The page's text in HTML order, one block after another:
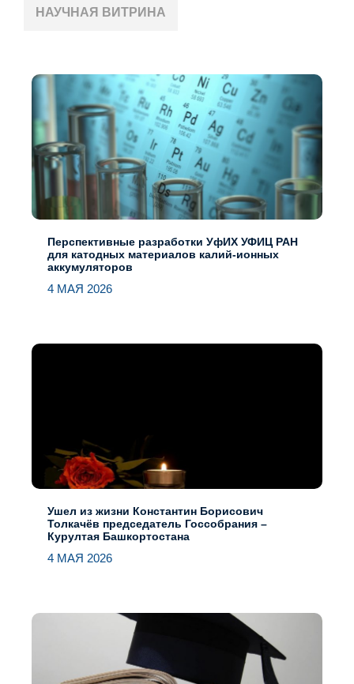
НАУЧНАЯ ВИТРИНА
Перспективные разработки УфИХ УФИЦ РАН
для катодных материалов калий-ионных
аккумуляторов
4 МАЯ 2026
Ушел из жизни Константин Борисович
Толкачёв председатель Госсобрания –
Курултая Башкортостана
4 МАЯ 2026